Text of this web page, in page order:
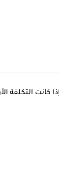
كانت التكلفة